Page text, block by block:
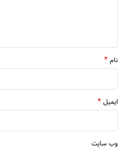
نام*
ایمیل*
وب‌ سایت